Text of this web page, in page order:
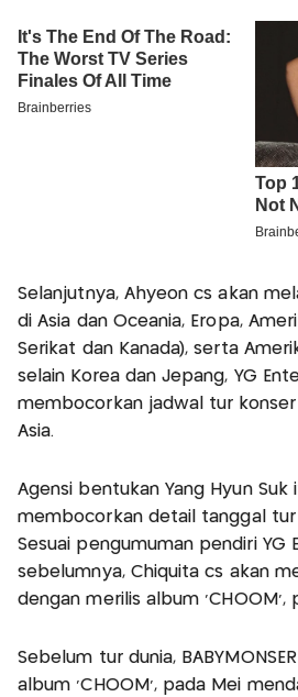
Selanjutnya, Ahyeon cs akan
di Asia dan Oceania, Eropa,
Serikat dan Kanada), serta
selain Korea dan Jepang, YG
membocorkan jadwal tur
Asia.
Agensi bentukan Yang Hyun
membocorkan detail tanggal tur
Sesuai pengumuman pendiri YG
sebelumnya, Chiquita cs akan
dengan merilis album ‘CHOOM’,
Sebelum tur dunia,
album ‘CHOOM’, pada Mei